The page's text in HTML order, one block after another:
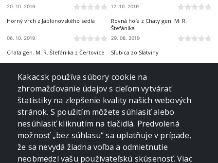
20. 10. 2019 12. 10. 2019
SLOVENSKÝ KRAS
Horný vrch z Jablonovského sedla
06. 10. 2019
NÍZKE TATRY
Rovná hoľa z Chaty gen. M. R.
Štefánika
29. 08. 2019
NÍZKE TATRY
Chata gen. M. R. Štefánika z Čertovice
BRANISKO A BACHUREŇ
Sľubica zo Slatviny
Veľká Vápenica z Heľpy
17. 08. 2019
Gerlašská skala a Zvonárka z
Rožňavského Bystrého
12. 08. 2019
VOLOVSKÉ VRCHY
Bukovec zo Švedlára
03. 08. 2019
ČERGOV
Sedlo Žobrák z Hertníka
20. 07. 2019
VOLOVSKÉ VRCHY
Skalisko z Henclovej
SLOVENSKÝ RAJ
Borovniak (Ondrejisko) a Trestník zo
Stratenej
Kakac.sk používa súbory cookie na
zhromažďovanie údajov s cieľom vytvárať
štatistiky na zlepšenie kvality našich webových
stránok. S použitím môžete súhlasiť alebo
nesúhlasiť kliknutím na tlačidlá. Predvolená
možnosť „bez súhlasu“ sa uplatňuje v prípade,
že sa nevydá žiadna voľba a odmietnutie
neobmedzí vašu používateľskú skúsenosť. Viac